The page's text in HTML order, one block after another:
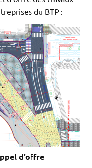
du BTP :
d’offre